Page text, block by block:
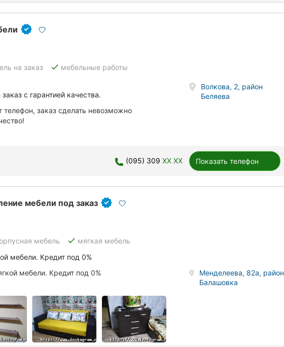
на заказ done мебельные работы
с гарантией качества.
заказ сделать невозможно
Волкова, 2, район
Беляева
(095) 309 XX XX Показать телефон
мебели под заказ
мебель done мягкая мебель
мебели. Кредит под 0%
мебели. Кредит под 0%
Менделеева, 82а, район
Балашовка